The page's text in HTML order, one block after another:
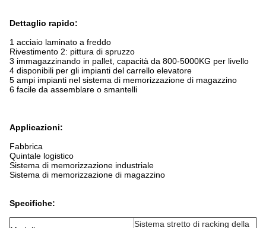
Dettaglio rapido:
1 acciaio laminato a freddo
Rivestimento 2: pittura di spruzzo
3 immagazzinando in pallet, capacità da 800-5000KG per livello
4 disponibili per gli impianti del carrello elevatore
5 ampi impianti nel sistema di memorizzazione di magazzino
6 facile da assemblare o smantelli
Applicazioni:
Fabbrica
Quintale logistico
Sistema di memorizzazione industriale
Sistema di memorizzazione di magazzino
Specifiche:
Sistema stretto di racking della